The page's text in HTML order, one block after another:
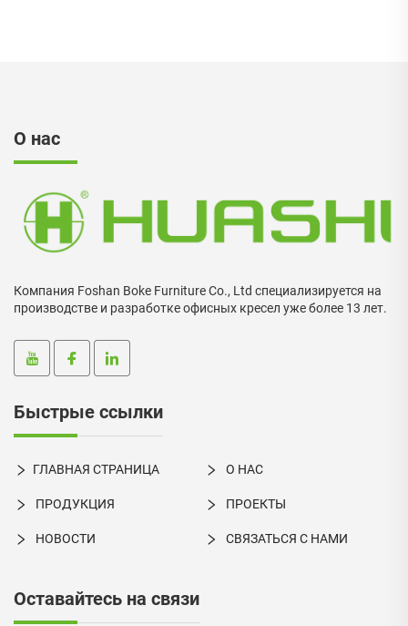
О нас
Компания Foshan Boke Furniture Co., Ltd специализируется на
производстве и разработке офисных кресел уже более 13 лет.
Быстрые ссылки
ГЛАВНАЯ СТРАНИЦА О НАС
ПРОДУКЦИЯ ПРОЕКТЫ
НОВОСТИ СВЯЗАТЬСЯ С НАМИ
Оставайтесь на связи